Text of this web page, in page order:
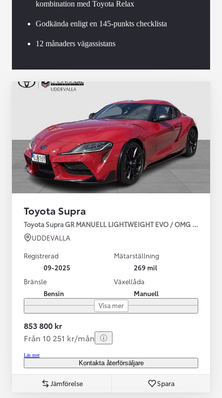
kombination med Toyota Relax
Godkända enligt en 145-punkts checklista
12 månaders vägassistans
Toyota Supra
Toyota Supra GR MANUELL LIGHTWEIGHT EVO / OMG LEV!
UDDEVALLA
Registrerad
09-2025
Mätarställning
269 mil
Bränsle
Bensin
Växellåda
Manuell
Visa mer
853 800 kr
Från 10 251 kr/mån
Läs mer
Kontakta återförsäljare
Jämförelse Spara